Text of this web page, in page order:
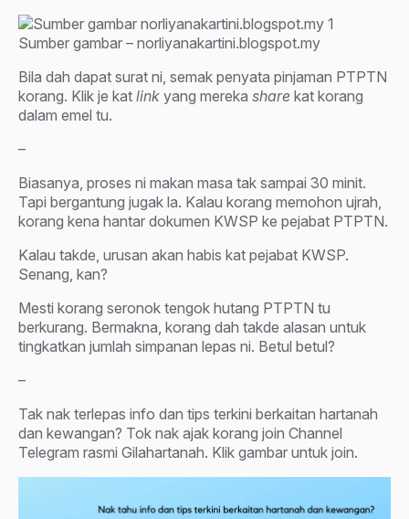
Sumber gambar – norliyanakartini.blogspot.my
Bila dah dapat surat ni, semak penyata pinjaman PTPTN
korang. Klik je kat link yang mereka share kat korang
dalam emel tu.
–
Biasanya, proses ni makan masa tak sampai 30 minit.
Tapi bergantung jugak la. Kalau korang memohon ujrah,
korang kena hantar dokumen KWSP ke pejabat PTPTN.
Kalau takde, urusan akan habis kat pejabat KWSP.
Senang, kan?
Mesti korang seronok tengok hutang PTPTN tu
berkurang. Bermakna, korang dah takde alasan untuk
tingkatkan jumlah simpanan lepas ni. Betul betul?
–
Tak nak terlepas info dan tips terkini berkaitan hartanah
dan kewangan? Tok nak ajak korang join Channel
Telegram rasmi Gilahartanah. Klik gambar untuk join.